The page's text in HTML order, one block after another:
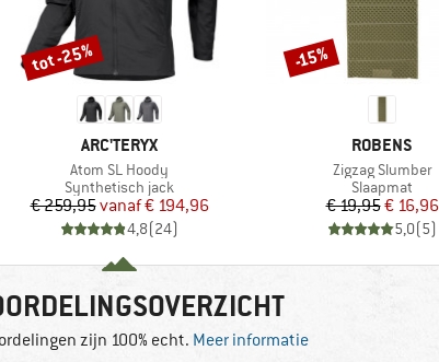
MERK
ARC'TERYX
Artikel
Atom SL Hoody
Productgroep
Synthetisch jack
Prijs
€ 259,95 Verlaagde prijs
vanaf€ 194,96
4,8(24)
Korting
tot -25%
MERK
ROBENS
Artikel
Zigzag Slumber
Productgroep
Slaapmat
Prijs
€ 19,95€ 16,96
5,0(5)
Korting
-15%
zijn 100% echt. Meer informatie